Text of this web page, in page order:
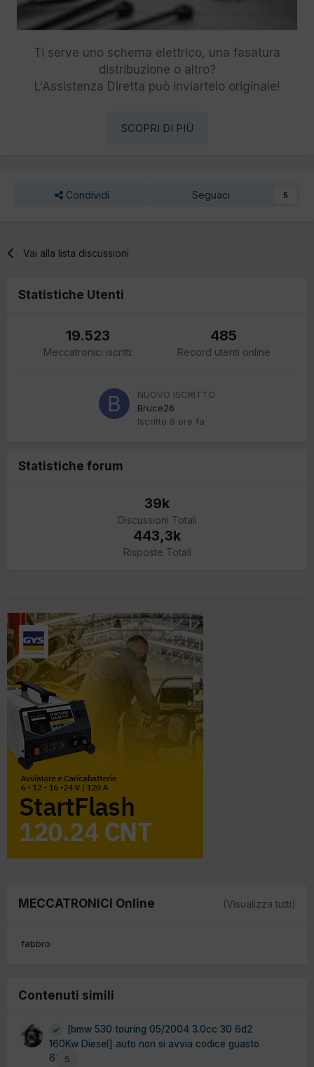
Ti serve uno schema elettrico, una fasatura
distribuzione o altro?
L'Assistenza Diretta può inviartelo originale!
SCOPRI DI PIÙ
Condividi Seguaci 5
Vai alla lista discussioni
Statistiche Utenti
19.523
Meccatronici iscritti
485
Record utenti online
NUOVO ISCRITTO
Bruce26
Iscritto 8 ore fa
Statistiche forum
39k
Discussioni Totali
443,3k
Risposte Totali
MECCATRONICI Online (Visualizza tutti)
fabbro
Contenuti simili
5
[bmw 530 touring 05/2004 3.0cc 30 6d2
160Kw Diesel] auto non si avvia codice guasto
6294